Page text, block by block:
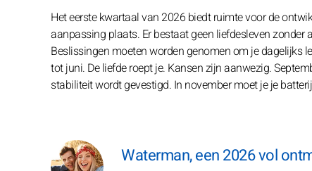
Het eerste kwartaal van 2026 biedt ruimte voor de
aanpassing plaats. Er bestaat geen liefdesleven
Beslissingen moeten worden genomen om je dagelijks
tot juni. De liefde roept je. Kansen zijn aanwezig.
stabiliteit wordt gevestigd. In november moet je je
Waterman, een 2026 vol